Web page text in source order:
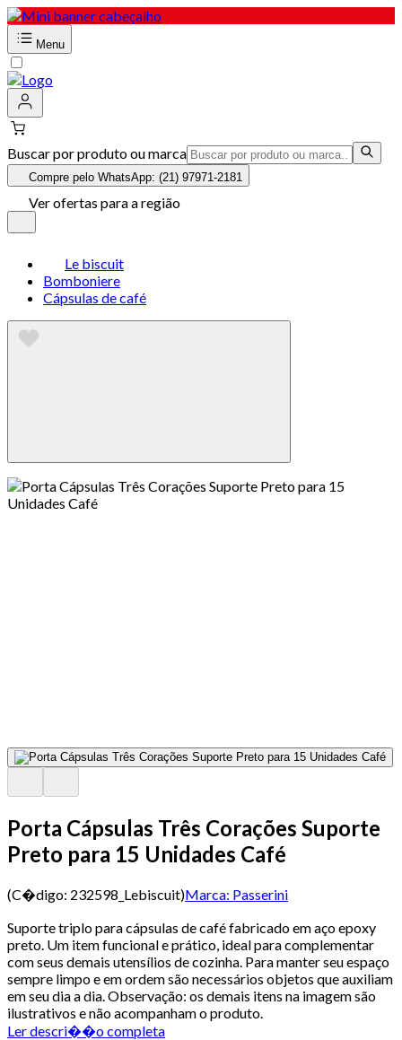
Menu
Buscar por produto ou marca
Compre pelo WhatsApp: (21) 97971-2181
Ver ofertas para a região
Le biscuit
Bomboniere
Cápsulas de café
Porta Cápsulas Três Corações Suporte
Preto para 15 Unidades Café
(C�digo: 232598_Lebiscuit)Marca: Passerini
Suporte triplo para cápsulas de café fabricado em aço epoxy
preto. Um item funcional e prático, ideal para complementar
com seus demais utensílios de cozinha. Para manter seu espaço
sempre limpo e em ordem são necessários objetos que auxiliam
em seu dia a dia. Observação: os demais itens na imagem são
ilustrativos e não acompanham o produto.
Ler descri��o completa